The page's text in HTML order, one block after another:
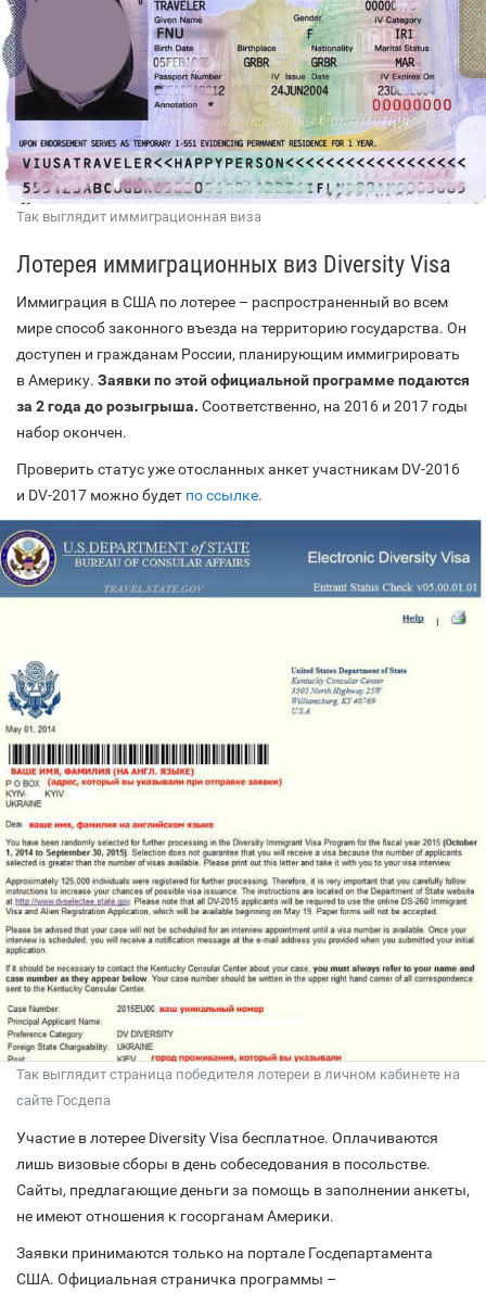
Так выглядит иммиграционная виза
Лотерея иммиграционных виз Diversity Visa
Иммиграция в США по лотерее – распространенный во всем
мире способ законного въезда на территорию государства. Он
доступен и гражданам России, планирующим иммигрировать
в Америку. Заявки по этой официальной программе подаются
за 2 года до розыгрыша. Соответственно, на 2016 и 2017 годы
набор окончен.
Проверить статус уже отосланных анкет участникам DV-2016
и DV-2017 можно будет по ссылке.
Так выглядит страница победителя лотереи в личном кабинете на
сайте Госдепа
Участие в лотерее Diversity Visa бесплатное. Оплачиваются
лишь визовые сборы в день собеседования в посольстве.
Сайты, предлагающие деньги за помощь в заполнении анкеты,
не имеют отношения к госорганам Америки.
Заявки принимаются только на портале Госдепартамента
США. Официальная страничка программы –